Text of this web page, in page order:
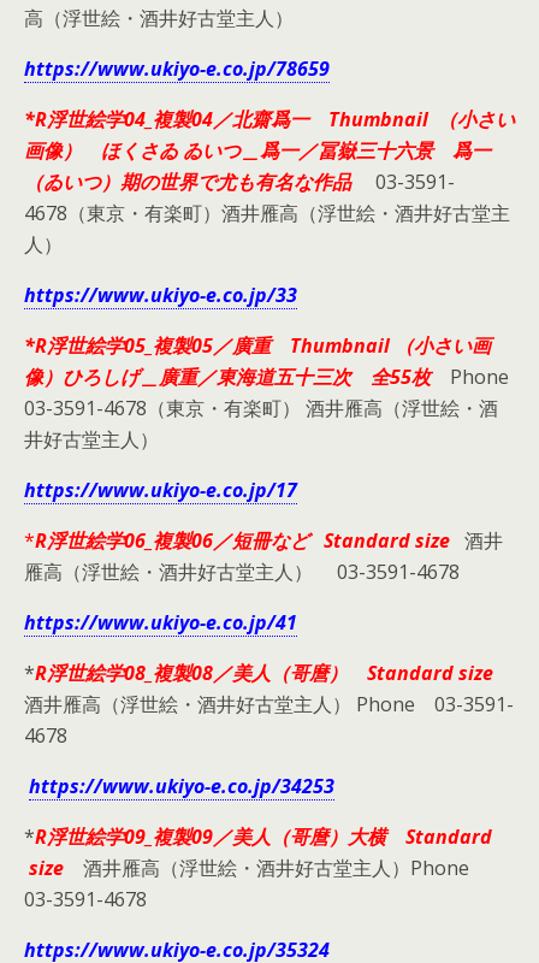
高（浮世絵・酒井好古堂主人）
https://www.ukiyo-e.co.jp/78659
*R浮世絵学04_複製04／北齋爲一 Thumbnail （小さい
画像） ほくさゐ ゐいつ＿爲一／冨嶽三十六景 爲一
（ゐいつ）期の世界で尤も有名な作品03-3591-
4678（東京・有楽町）酒井雁高（浮世絵・酒井好古堂主
人）
https://www.ukiyo-e.co.jp/33
*R浮世絵学05_複製05／廣重 Thumbnail （小さい画
像）ひろしげ＿廣重／東海道五十三次 全55枚Phone
03-3591-4678（東京・有楽町） 酒井雁高（浮世絵・酒
井好古堂主人）
https://www.ukiyo-e.co.jp/17
*R浮世絵学06_複製06／短冊など Standard size 酒井
雁高（浮世絵・酒井好古堂主人） 03-3591-4678
https://www.ukiyo-e.co.jp/41
*R浮世絵学08_複製08／美人（哥麿） Standard size
酒井雁高（浮世絵・酒井好古堂主人） Phone 03-3591-
4678
https://www.ukiyo-e.co.jp/34253
*R浮世絵学09_複製09／美人（哥麿）大横 Standard
size 酒井雁高（浮世絵・酒井好古堂主人）Phone
03-3591-4678
https://www.ukiyo-e.co.jp/35324